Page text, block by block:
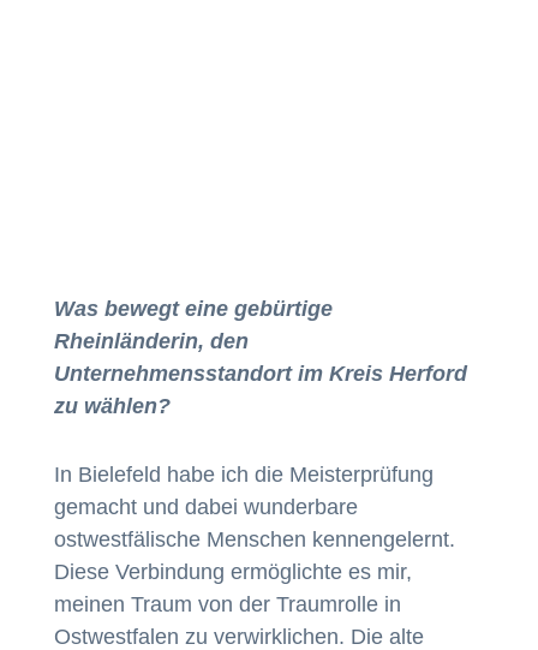
Was bewegt eine gebürtige
Rheinländerin, den
Unternehmensstandort im Kreis Herford
zu wählen?
In Bielefeld habe ich die Meisterprüfung
gemacht und dabei wunderbare
ostwestfälische Menschen kennengelernt.
Diese Verbindung ermöglichte es mir,
meinen Traum von der Traumrolle in
Ostwestfalen zu verwirklichen. Die alte